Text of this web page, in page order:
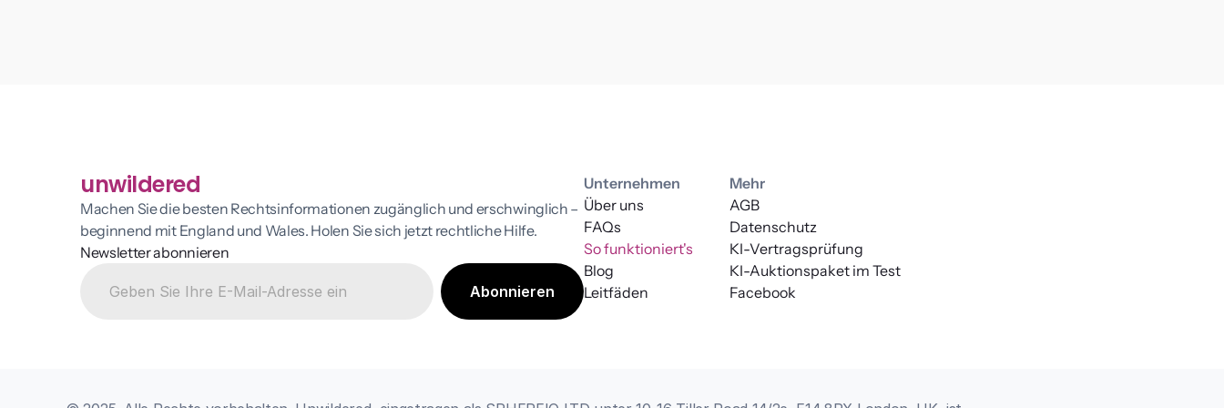
unwildered
Machen Sie die besten Rechtsinformationen zugänglich und erschwinglich –
beginnend mit England und Wales. Holen Sie sich jetzt rechtliche Hilfe.
Newsletter abonnieren
Unternehmen
Über uns
FAQs
So funktioniert's
Blog
Leitfäden
Mehr
AGB
Datenschutz
KI-Vertragsprüfung
KI-Auktionspaket im Test
Facebook